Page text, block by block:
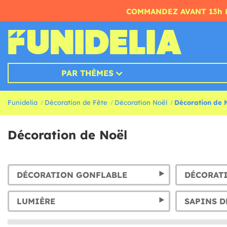
COMMANDEZ AVANT
PAR THÈMES
Funidelia Décoration de Fête Décoration Noël Décoration de
Décoration de Noël
DÉCORATION GONFLABLE
LUMIÈRE SAPINS